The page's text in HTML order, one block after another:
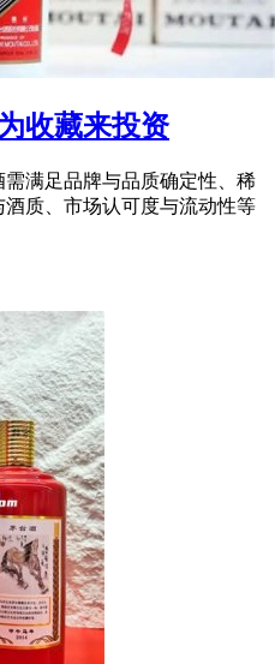
收藏来投资
满足品牌与品质确定性、稀
质、市场认可度与流动性等